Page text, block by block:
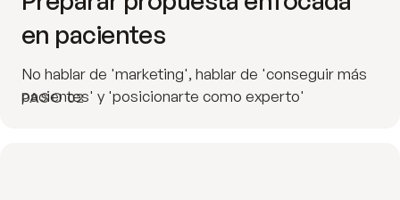
PASO 02
en pacientes
No hablar de 'marketing', hablar de 'conseguir más
pacientes' y 'posicionarte como experto'